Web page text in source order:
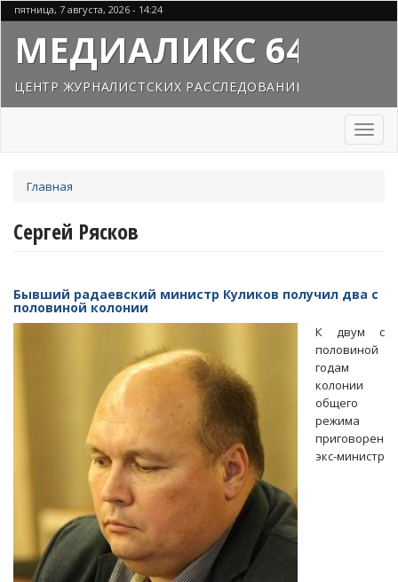
Перейти
к
основному
содержанию
пятница, 7 августа, 2026 - 14:24
МЕДИАЛИКС 64
ЦЕНТР ЖУРНАЛИСТСКИХ РАССЛЕДОВАНИЙ
Toggle
здесь
Главная
Сергей Рясков
Бывший радаевский министр Куликов получил два с
половиной колонии
К двум с
половиной
годам
колонии
общего
режима
приговорен
экс-министр